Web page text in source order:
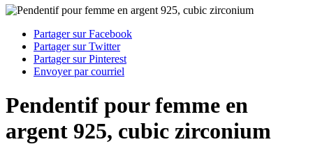
Partager sur Facebook
Partager sur Twitter
Partager sur Pinterest
Envoyer par courriel
Pendentif pour femme en
argent 925, cubic zirconium